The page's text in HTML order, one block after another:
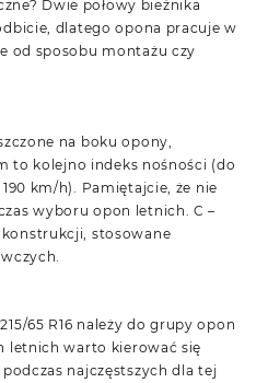
Dwie połowy bieżnika
dlatego opona pracuje w
od sposobu montażu czy
na boku opony,
to kolejno indeks nośności (do
km/h). Pamiętajcie, że nie
wyboru opon letnich. C –
stosowane
65 R16 należy do grupy opon
letnich warto kierować się
najczęstszych dla tej